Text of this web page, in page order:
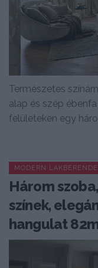
Természetes
alap és szép
felületeken egy
MODERN
Három
színek,
hangulat